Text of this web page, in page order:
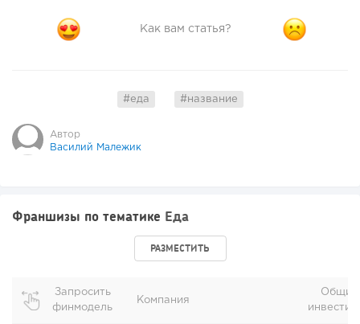
Как вам статья?
#еда #название
Автор
Василий Малежик
Франшизы по тематике Еда
РАЗМЕСТИТЬ
Запросить
финмодель
Компания
Общие